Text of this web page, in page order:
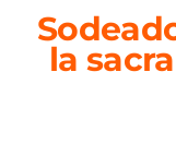
AGENDA
la